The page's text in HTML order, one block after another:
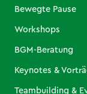
Bewegte Pause
Workshops
BGM-Beratung
Keynotes &
Teambuilding &